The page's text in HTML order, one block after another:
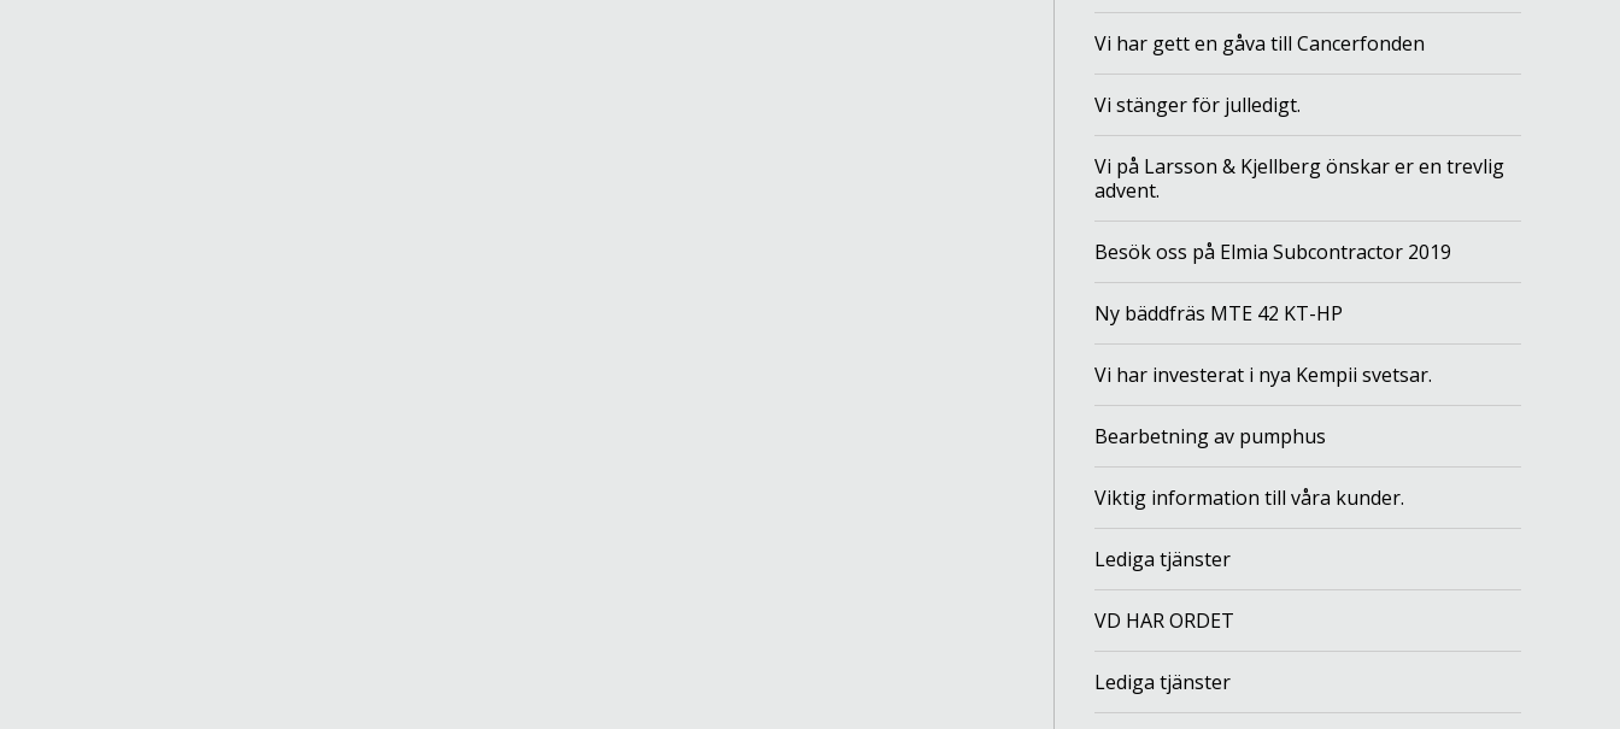
Vi har gett en gåva till Cancerfonden
Vi stänger för julledigt.
Vi på Larsson & Kjellberg önskar er en trevlig
advent.
Besök oss på Elmia Subcontractor 2019
Ny bäddfräs MTE 42 KT-HP
Vi har investerat i nya Kempii svetsar.
Bearbetning av pumphus
Viktig information till våra kunder.
Lediga tjänster
VD HAR ORDET
Lediga tjänster